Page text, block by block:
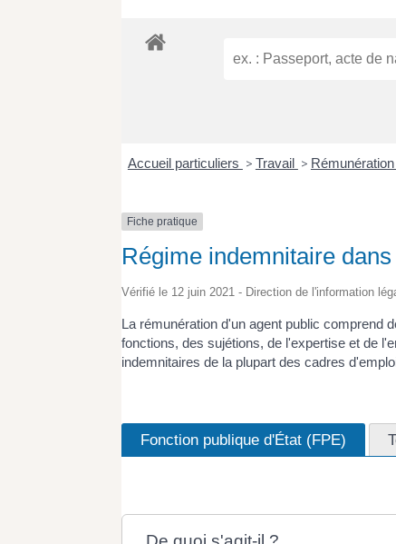
Accueil particuliers > Travail >
Fiche pratique
Régime indemnitaire
Vérifié le 12 juin 2021 - Direction de l'information
La rémunération d'un agent public comprend
fonctions, des sujétions, de l'expertise et de
indemnitaires de la plupart des cadres
Fonction publique d'État (FPE)